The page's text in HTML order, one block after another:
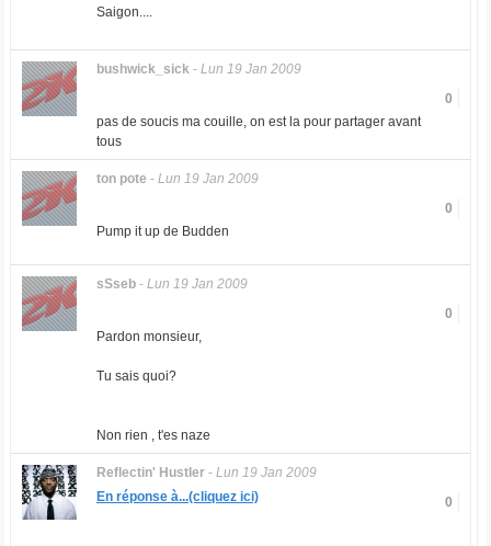
Saigon....
bushwick_sick- Lun 19 Jan 2009
0
pas de soucis ma couille, on est la pour partager avant
tous
ton pote - Lun 19 Jan 2009
0
Pump it up de Budden
sSseb- Lun 19 Jan 2009
0
Pardon monsieur,
Tu sais quoi?
Non rien , t'es naze
Reflectin' Hustler- Lun 19 Jan 2009
0
En réponse à...(cliquez ici)